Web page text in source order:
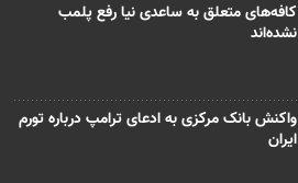
کافه‌های متعلق به ساعدی نیا رفع پلمب
نشده‌اند
واکنش بانک مرکزی به ادعای ترامپ درباره تورم
ایران